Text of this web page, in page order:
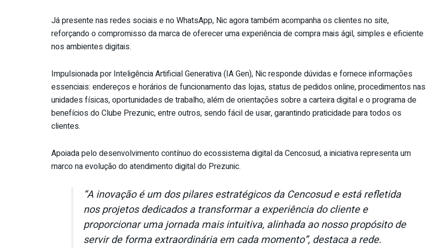
Já presente nas redes sociais e no WhatsApp, Nic agora também acompanha os clientes no site,
reforçando o compromisso da marca de oferecer uma experiência de compra mais ágil, simples e eficiente
nos ambientes digitais.
Impulsionada por Inteligência Artificial Generativa (IA Gen), Nic responde dúvidas e fornece informações
essenciais: endereços e horários de funcionamento das lojas, status de pedidos online, procedimentos nas
unidades físicas, oportunidades de trabalho, além de orientações sobre a carteira digital e o programa de
benefícios do Clube Prezunic, entre outros, sendo fácil de usar, garantindo praticidade para todos os
clientes.
Apoiada pelo desenvolvimento contínuo do ecossistema digital da Cencosud, a iniciativa representa um
marco na evolução do atendimento digital do Prezunic.
“A inovação é um dos pilares estratégicos da Cencosud e está refletida
nos projetos dedicados a transformar a experiência do cliente e
proporcionar uma jornada mais intuitiva, alinhada ao nosso propósito de
servir de forma extraordinária em cada momento”, destaca a rede.